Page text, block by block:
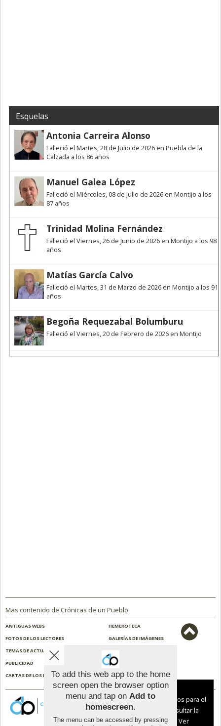
Esquelas
Antonia Carreira Alonso
Falleció el Martes, 28 de Julio de 2026 en Puebla de la
Calzada a los 86 años
Manuel Galea López
Falleció el Miércoles, 08 de Julio de 2026 en Montijo a los
87 años
Trinidad Molina Fernández
Falleció el Viernes, 26 de Junio de 2026 en Montijo a los 98
años
Matías García Calvo
Falleció el Martes, 31 de Marzo de 2026 en Montijo a los 91
años
Begoña Requezabal Bolumburu
Falleció el Viernes, 20 de Febrero de 2026 en Montijo
Mas contenido de Crónicas de un Pueblo:
ANTIGUAS WEBS
HEMEROTECA
FOTOS DE LOS LECTORES
GALERÍAS DE IMÁGENES
TEMAS DE ACTUALIDAD
PUBLICIDAD
CONTACTO
CARTAS DE LOS LECTORES
ENCUESTAS
To add this web app to the home
screen open the browser option
menu and tap on Add to
homescreen.
The menu can be accessed by pressing
Aviso sobre el Uso de cookies:
Utilizamos cookies nuestras y de terceros para el
funcionamiento del digital. Puedes consultar la
lista de cookies y como desconectarlas.
Ver